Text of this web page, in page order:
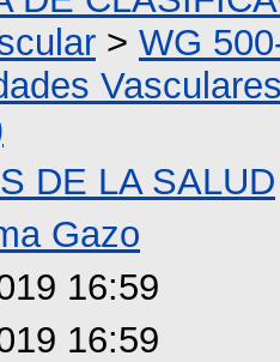
> WG
DE LA SALUD
Gazo
16:59
16:59